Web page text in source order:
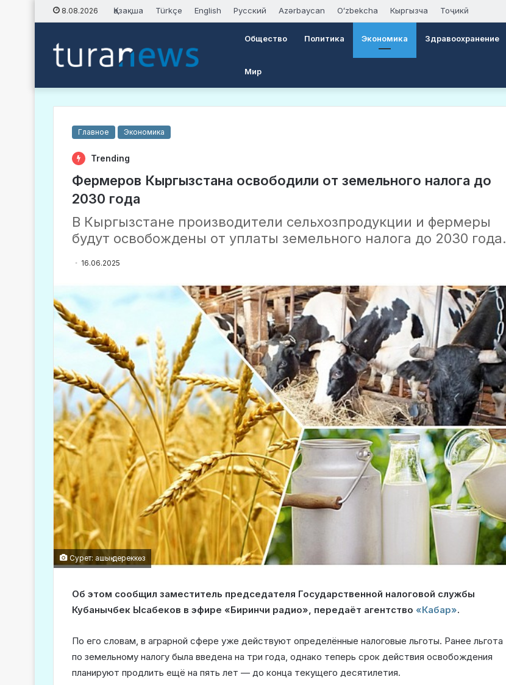
8.08.2026 Қазақша Türkçe English Русский Azərbaycan Oʻzbekcha Кыргызча Тоҷикӣ
Общество Политика Экономика Здравоохранение
Мир
Главное Экономика
Trending
Фермеров Кыргызстана освободили от земельного налога до
2030 года
В Кыргызстане производители сельхозпродукции и фермеры
будут освобождены от уплаты земельного налога до 2030 года.
16.06.2025
Сурет: ашық дереккөз
Об этом сообщил заместитель председателя Государственной налоговой службы
Кубанычбек Ысабеков в эфире «Биринчи радио», передаёт агентство «Кабар».
По его словам, в аграрной сфере уже действуют определённые налоговые льготы. Ранее льгота
по земельному налогу была введена на три года, однако теперь срок действия освобождения
планируют продлить ещё на пять лет — до конца текущего десятилетия.